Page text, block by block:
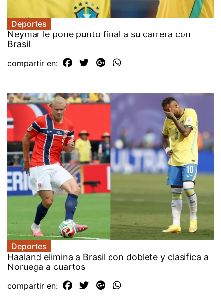
Deportes
Neymar le pone punto final a su carrera con
Brasil
compartir en:
Deportes
Haaland elimina a Brasil con doblete y clasifica a
Noruega a cuartos
compartir en: